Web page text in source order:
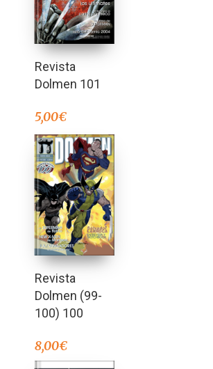
Revista
Dolmen 101
5,00€
Revista
Dolmen (99-
100) 100
8,00€